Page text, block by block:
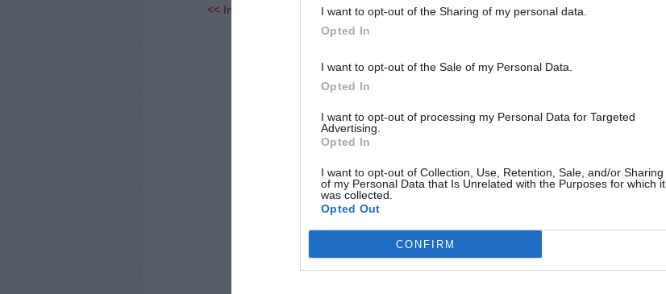
I want to opt-out of the Sharing of my personal data.
Opted In
I want to opt-out of the Sale of my Personal Data.
Opted In
I want to opt-out of processing my Personal Data for Targeted
Advertising.
Opted In
I want to opt-out of Collection, Use, Retention, Sale, and/or Sharing
of my Personal Data that Is Unrelated with the Purposes for which it
was collected.
Opted Out
CONFIRM
<< Indietro